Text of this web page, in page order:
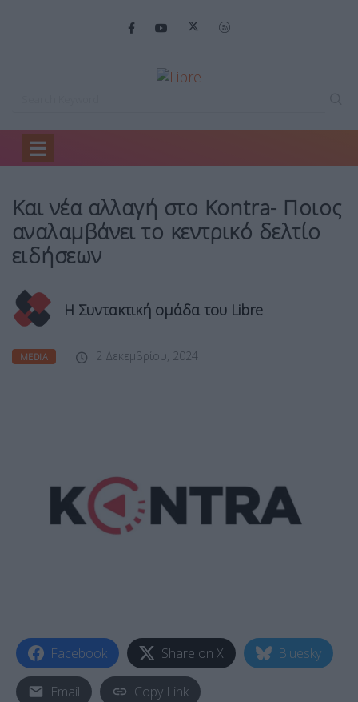
Home
Και νέα αλλαγή στο Kontra- Ποιος
αναλαμβάνει το κεντρικό δελτίο
ειδήσεων
Η Συντακτική ομάδα του Libre
MEDIA 2 Δεκεμβρίου, 2024
Facebook Share on X Bluesky
Email Copy Link